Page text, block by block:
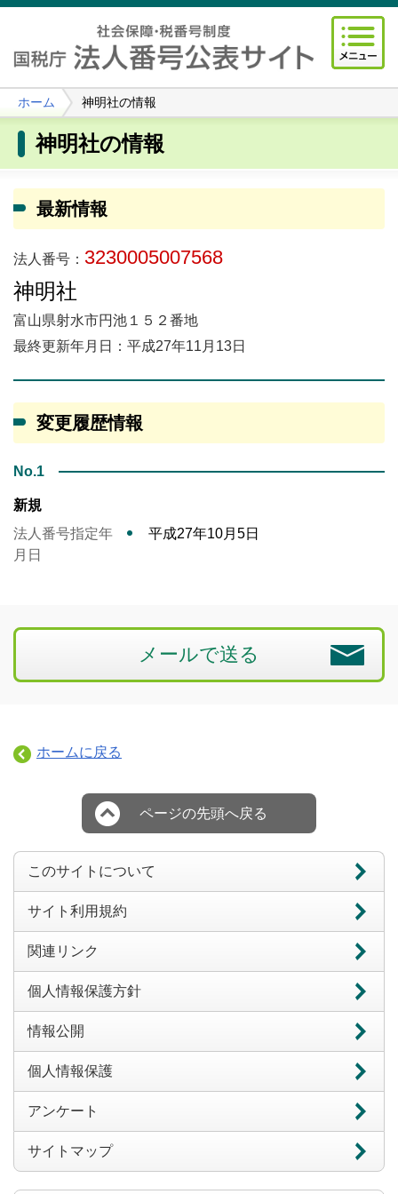
ホーム 神明社の情報
神明社の情報
最新情報
法人番号： 3230005007568
神明社
富山県射水市円池１５２番地
最終更新年月日：平成27年11月13日
変更履歴情報
No.1
新規
法人番号指定年
月日
平成27年10月5日
メールで送る
ホームに戻る
ページの先頭へ戻る
このサイトについて
サイト利用規約
関連リンク
個人情報保護方針
情報公開
個人情報保護
アンケート
サイトマップ